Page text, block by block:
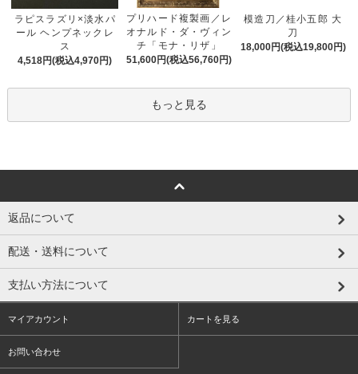
ラピスラズリ×淡水パ
ール ヘンプネックレ
ス
4,518円(税込4,970円)
プリハード複製画／レ
オナルド・ダ・ヴィン
チ「モナ・リザ」
51,600円(税込56,760円)
模造刀／桂小五郎 大
刀
18,000円(税込19,800円)
もっと見る
返品について
配送・送料について
支払い方法について
マイアカウント カートを見る
お問い合わせ